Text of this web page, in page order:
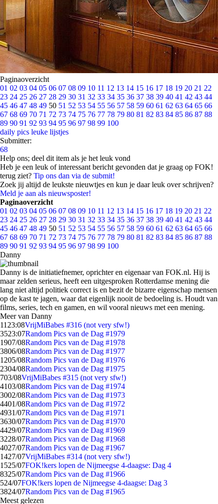
Paginaoverzicht
01 02 03 04 05 06 07 08 09 10 11 12 13 14 15 16 17 18 19 20 21 22
23 24 25 26 27 28 29 30 31 32 33 34 35 36 37 38 39 40 41 42 43 44
45 46 47 48 49 50 51 52 53 54 55 56 57 58 59 60 61 62 63 64 65 66
67 68 69 70 71 72 73 74 75 76 77 78 79 80 81 82 83 84 85 86 87 88
89 90 91 92 93 94 95 96 97 98 99 100
daily pics leuke lijstjes
Submitter:
68
Help ons; deel dit item als je het leuk vond
Heb je een leuk of interessant bericht gevonden dat je graag op FOK!
terug ziet? Tip ons dan via de submit!
Zoek jij altijd de leukste nieuwtjes en kun je daar leuk over schrijven?
Meld je aan als nieuwsposter!
Paginaoverzicht
01 02 03 04 05 06 07 08 09 10 11 12 13 14 15 16 17 18 19 20 21 22
23 24 25 26 27 28 29 30 31 32 33 34 35 36 37 38 39 40 41 42 43 44
45 46 47 48 49 50 51 52 53 54 55 56 57 58 59 60 61 62 63 64 65 66
67 68 69 70 71 72 73 74 75 76 77 78 79 80 81 82 83 84 85 86 87 88
89 90 91 92 93 94 95 96 97 98 99 100
Danny
Danny is de initiatiefnemer, oprichter en eigenaar van FOK.nl. Hij is
maar zelden serieus, heeft een uitgesproken Rotterdamse mening die
lang niet altijd politiek correct is en bezit de bizarre eigenschap mensen
op de kast te jagen, waar dat eigenlijk nooit de bedoeling is. Houdt van
films, series, tech en gamen, en wil vooral nieuws met een mening.
Meer van Danny
11 23:08VrijMiBabes #316 (not very sfw!)
3523:07Random Pics van de Dag #1979
1907/08Random Pics van de Dag #1978
3806/08Random Pics van de Dag #1977
1205/08Random Pics van de Dag #1976
2304/08Random Pics van de Dag #1975
703/08VrijMiBabes #315 (not very sfw!)
4103/08Random Pics van de Dag #1974
3002/08Random Pics van de Dag #1973
4401/08Random Pics van de Dag #1972
4931/07Random Pics van de Dag #1971
3630/07Random Pics van de Dag #1970
4429/07Random Pics van de Dag #1969
3228/07Random Pics van de Dag #1968
4027/07Random Pics van de Dag #1967
1427/07VrijMiBabes #314 (not very sfw!)
1525/07FOK!kers lopen de Nijmeegse 4-daagse: Dag 4
8325/07Random Pics van de Dag #1966
524/07FOK!kers lopen de Nijmeegse 4-daagse: Dag 3
3824/07Random Pics van de Dag #1965
Meest gelezen